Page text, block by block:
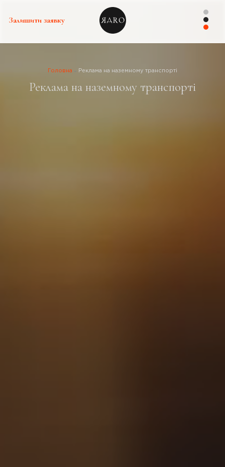
Залишити заявку
Головна Реклама на наземному транспорті
Реклама на наземному транспорті